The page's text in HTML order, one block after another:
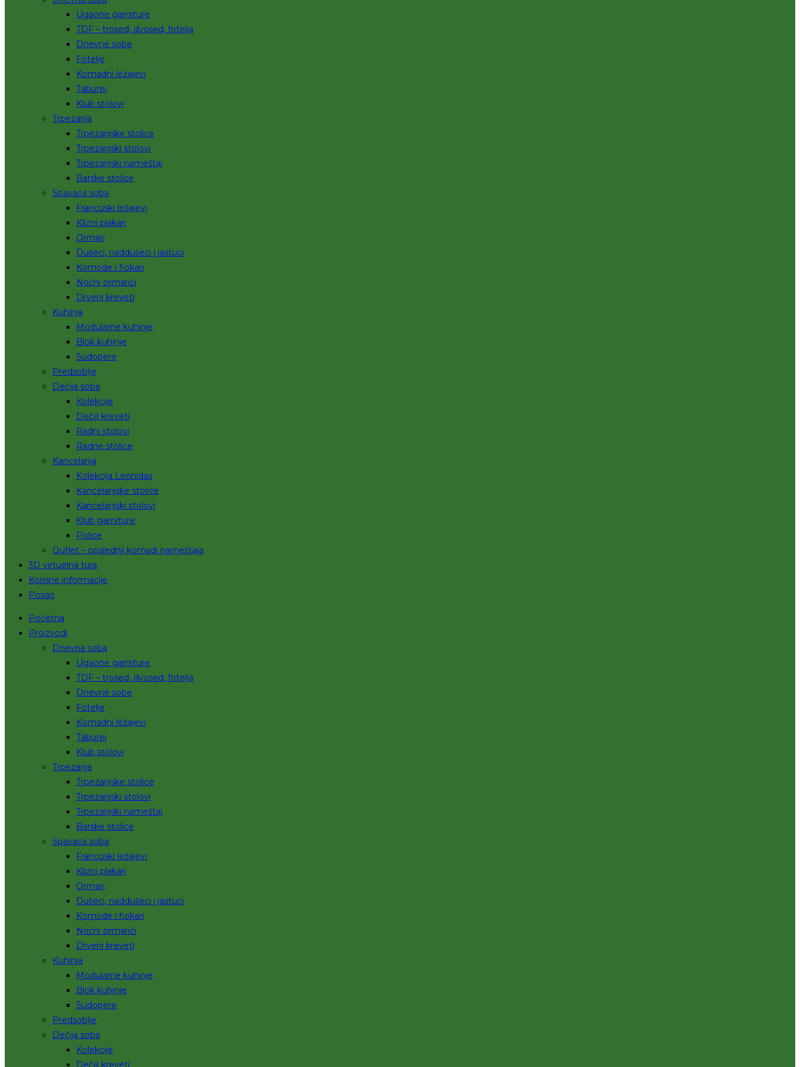
Ugaone garniture
TDF – trosed, dvosed, fotelja
Dnevne sobe
Fotelje
Komadni ležajevi
Taburei
Klub stolovi
Trpezarija
Trpezarijske stolice
Trpezarijski stolovi
Trpezarijski nameštaj
Barske stolice
Spavaća soba
Francuski ležajevi
Klizni plakari
Ormari
Dušeci, naddušeci i jastuci
Komode i fiokari
Noćni ormarići
Drveni kreveti
Kuhinja
Modularne kuhinje
Blok kuhinje
Sudopere
Predsoblje
Dečija soba
Kolekcije
Dečiji kreveti
Radni stolovi
Radne stolice
Kancelarija
Kolekcija Leonidas
Kancelarijske stolice
Kancelarijski stolovi
Klub garniture
Police
Outlet – poslednji komadi nameštaja
3D virtuelna tura
Korisne informacije
Posao
Početna
Proizvodi
Dnevna soba
Ugaone garniture
TDF – trosed, dvosed, fotelja
Dnevne sobe
Fotelje
Komadni ležajevi
Taburei
Klub stolovi
Trpezarija
Trpezarijske stolice
Trpezarijski stolovi
Trpezarijski nameštaj
Barske stolice
Spavaća soba
Francuski ležajevi
Klizni plakari
Ormari
Dušeci, naddušeci i jastuci
Komode i fiokari
Noćni ormarići
Drveni kreveti
Kuhinja
Modularne kuhinje
Blok kuhinje
Sudopere
Predsoblje
Dečija soba
Kolekcije
Dečiji kreveti